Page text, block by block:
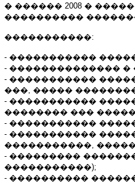
� ������ 2008 �
����������
�����������:
- �����������
- ��������������
- �����������
���, �����
- �����������
�������� ���
- �����������
- �����������
�����������,
- ���������
�����������);
- ����������